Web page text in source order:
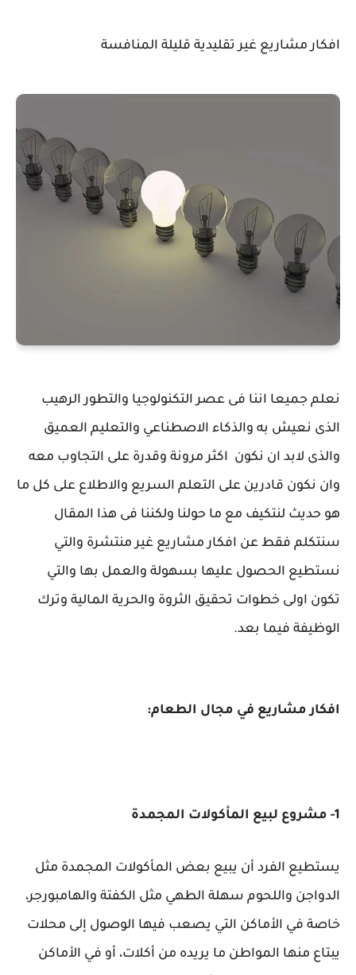
افكار مشاريع غير تقليدية قليلة المنافسة
نعلم جميعا اننا فى عصر التكنولوجيا والتطور الرهيب
الذى نعيش به والذكاء الاصطناعي والتعليم العميق
والذى لابد ان نكون اكثر مرونة وقدرة على التجاوب معه
وان نكون قادرين على التعلم السريع والاطلاع على كل ما
هو حديث لنتكيف مع ما حولنا ولكننا فى هذا المقال
سنتكلم فقط عن افكار مشاريع غير منتشرة والتي
نستطيع الحصول عليها بسهولة والعمل بها والتي
تكون اولى خطوات تحقيق الثروة والحرية المالية وترك
الوظيفة فيما بعد.
افكار مشاريع في مجال الطعام:
1- مشروع لبيع المأكولات المجمدة
يستطيع الفرد أن يبيع بعض المأكولات المجمدة مثل
الدواجن واللحوم سهلة الطهي مثل الكفتة والهامبورجر،
خاصة في الأماكن التي يصعب فيها الوصول إلى محلات
يبتاع منها المواطن ما يريده من أكلات، أو في الأماكن